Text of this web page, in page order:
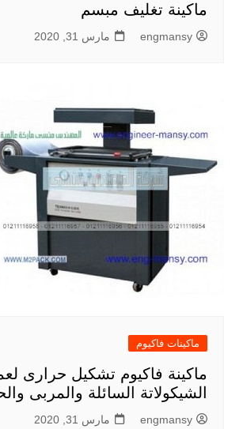
ماكينة تغليف مبسم
engmansy مارس 31, 2020
ماكينات فاكيوم
ماكينة فاكيوم تشكيل حرارى
الشيكولاتة السائلة والمربى
engmansy مارس 31, 2020